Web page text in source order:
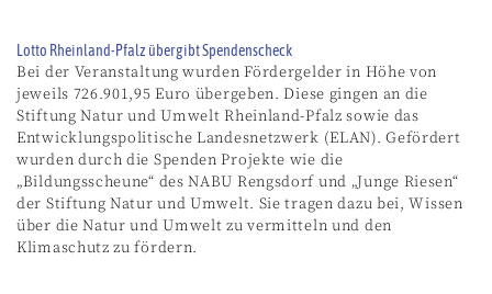
Lotto Rheinland-Pfalz übergibt Spendenscheck
Bei der Veranstaltung wurden Fördergelder in Höhe von
jeweils 726.901,95 Euro übergeben. Diese gingen an die
Stiftung Natur und Umwelt Rheinland-Pfalz sowie das
Entwicklungspolitische Landesnetzwerk (ELAN). Gefördert
wurden durch die Spenden Projekte wie die
„Bildungsscheune“ des NABU Rengsdorf und „Junge Riesen“
der Stiftung Natur und Umwelt. Sie tragen dazu bei, Wissen
über die Natur und Umwelt zu vermitteln und den
Klimaschutz zu fördern.